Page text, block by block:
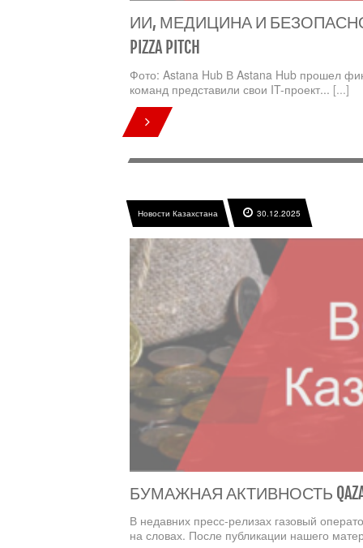
ИИ, МЕДИЦИНА И
PIZZA PITCH
Фото: Astana Hub В Astana Hub прошел
команд представили свои IT-проект... [...]
Новости Казахстана 30.12.2025
БУМАЖНАЯ АКТИВНОСТЬ
В недавних пресс-релизах газовый
на словах. После публикации нашего